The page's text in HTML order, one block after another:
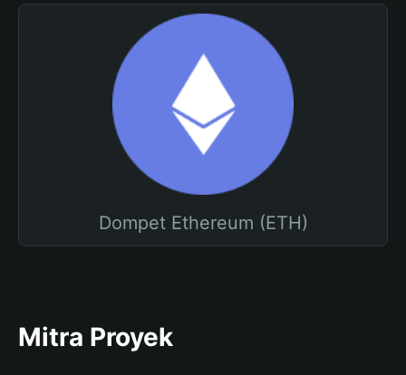
Dompet Ethereum (ETH)
Mitra Proyek